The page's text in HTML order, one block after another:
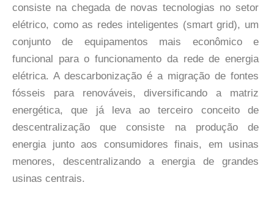
consiste na chegada de novas tecnologias no setor
elétrico, como as redes inteligentes (smart grid), um
conjunto de equipamentos mais econômico e
funcional para o funcionamento da rede de energia
elétrica. A descarbonização é a migração de fontes
fósseis para renováveis, diversificando a matriz
energética, que já leva ao terceiro conceito de
descentralização que consiste na produção de
energia junto aos consumidores finais, em usinas
menores, descentralizando a energia de grandes
usinas centrais.